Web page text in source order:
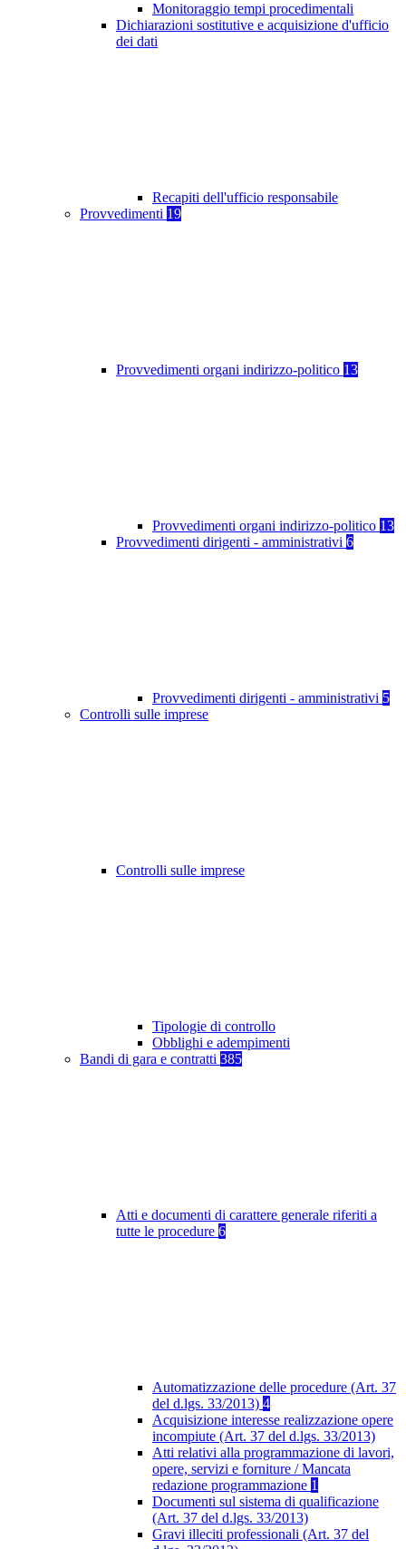
Monitoraggio tempi procedimentali
Dichiarazioni sostitutive e acquisizione d'ufficio
dei dati
Recapiti dell'ufficio responsabile
Provvedimenti 19
Provvedimenti organi indirizzo-politico 13
Provvedimenti organi indirizzo-politico 13
Provvedimenti dirigenti - amministrativi 6
Provvedimenti dirigenti - amministrativi 5
Controlli sulle imprese
Controlli sulle imprese
Tipologie di controllo
Obblighi e adempimenti
Bandi di gara e contratti 385
Atti e documenti di carattere generale riferiti a
tutte le procedure 6
Automatizzazione delle procedure (Art. 37
del d.lgs. 33/2013) 4
Acquisizione interesse realizzazione opere
incompiute (Art. 37 del d.lgs. 33/2013)
Atti relativi alla programmazione di lavori,
opere, servizi e forniture / Mancata
redazione programmazione 1
Documenti sul sistema di qualificazione
(Art. 37 del d.lgs. 33/2013)
Gravi illeciti professionali (Art. 37 del